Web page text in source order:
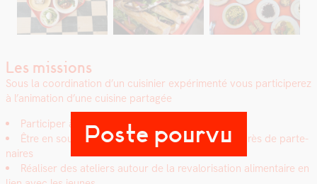
Poste pourvu
Les missions
Sous la coor­di­na­tion d’un cuisinier expéri­men­té vous par­ticiperez
à l’animation d’une cui­sine partagée
Par­ticiper à l’organisation des repas col­lec­tif e
Être en sou­tien à la récupéra­tion de den­rées auprès de parte­
naires
Réalis­er des ate­liers autour de la reval­ori­sa­tion ali­men­taire en